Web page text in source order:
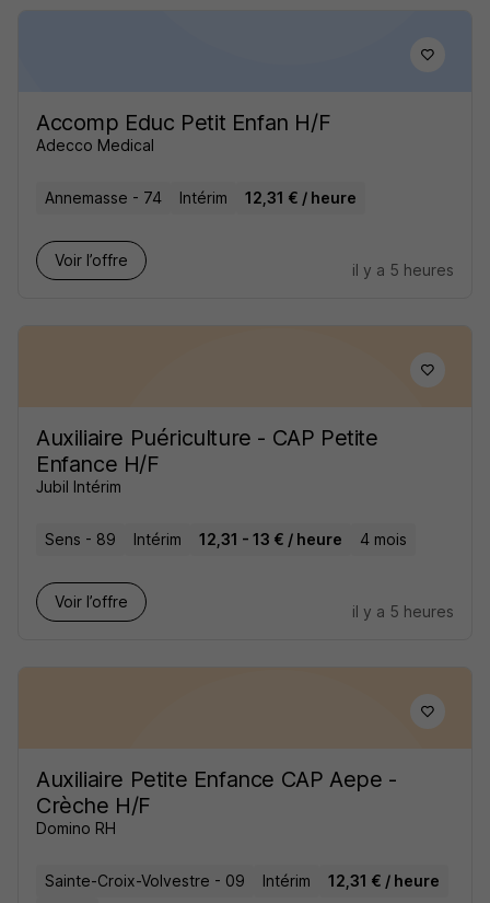
Accomp Educ Petit Enfan H/F
Adecco Medical
Annemasse - 74 Intérim 12,31 € / heure
Voir l’offre
il y a 5 heures
Auxiliaire Puériculture - CAP Petite
Enfance H/F
Jubil Intérim
Sens - 89 Intérim 12,31 - 13 € / heure 4 mois
Voir l’offre
il y a 5 heures
Auxiliaire Petite Enfance CAP Aepe -
Crèche H/F
Domino RH
Sainte-Croix-Volvestre - 09 Intérim
12,31 € / heure